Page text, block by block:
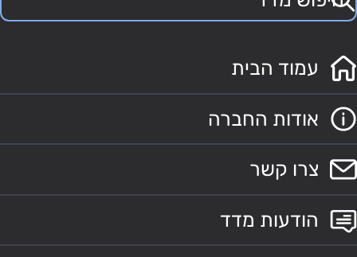
עמוד הבית
אודות החברה
צרו קשר
הודעות מדד